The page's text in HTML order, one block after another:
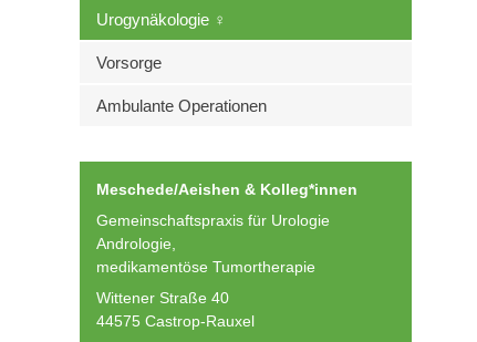
Urogynäkologie ♀
Vorsorge
Ambulante Operationen
Meschede/Aeishen & Kolleg*innen
Gemeinschaftspraxis für Urologie
Andrologie,
medikamentöse Tumortherapie
Wittener Straße 40
44575 Castrop-Rauxel